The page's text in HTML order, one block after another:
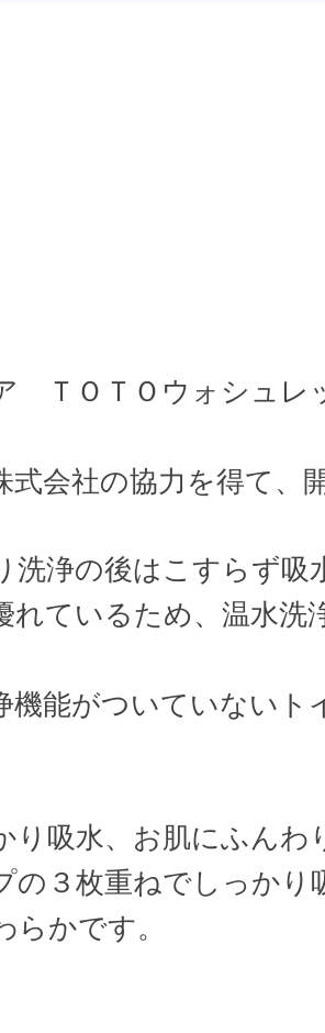
ＴＯＴＯウォシュレ
式会社の協力を得て、
洗浄の後はこすらず吸
れているため、温水洗
機能がついていないト
り吸水、お肌にふんわ
の３枚重ねでしっかり
らかです。